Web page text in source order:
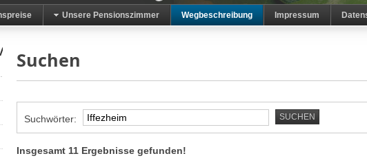
Unsere Pensionszimmer Wegbeschreibung Impressum
Suchen
Suchwörter: SUCHEN
Insgesamt 11 Ergebnisse gefunden!